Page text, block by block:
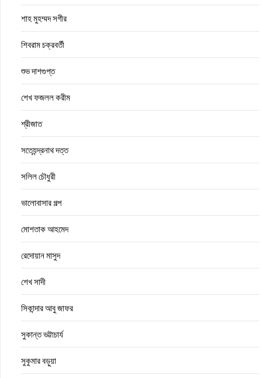
শাহ মুহম্মদ সগীর
শিবরাম চক্রবর্তী
শুভ দাশগুপ্ত
শেখ ফজলল করীম
শ্রীজাত
সত্যেন্দ্রনাথ দত্ত
সলিল চৌধুরী
ভালোবাসার গল্প
মোশতাক আহমেদ
রেদোয়ান মাসুদ
শেখ সাদী
সিকান্দার আবু জাফর
সুকান্ত ভট্টাচার্য
সুকুমার বড়ুয়া